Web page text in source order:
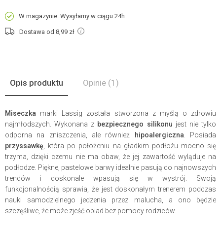
W magazynie. Wysyłamy w ciągu 24h
Dostawa od 8,99 zł
Opis produktu Opinie (1)
Miseczka marki Lassig została stworzona z myślą o zdrowiu
najmłodszych. Wykonana z bezpiecznego silikonu jest nie tylko
odporna na zniszczenia, ale również
hipoalergiczna . Posiada
przyssawkę , która po położeniu na gładkim podłożu mocno się
trzyma, dzięki czemu nie ma obaw, że jej zawartość wyląduje na
podłodze. Piękne, pastelowe barwy idealnie pasują do najnowszych
trendów i doskonale wpasują się w wystrój. Swoją
funkcjonalnością sprawia, że jest doskonałym trenerem podczas
nauki samodzielnego jedzenia przez malucha, a ono będzie
szczęśliwe, że może zjeść obiad bez pomocy rodziców.